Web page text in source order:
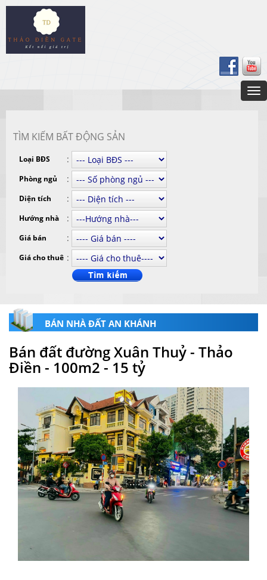
TÌM KIẾM BẤT ĐỘNG SẢN
Loại BĐS :
Phòng ngủ :
Diện tích :
Hướng nhà :
Giá bán :
Giá cho thuê :
BÁN NHÀ ĐẤT AN KHÁNH
Bán đất đường Xuân Thuỷ - Thảo
Điền - 100m2 - 15 tỷ